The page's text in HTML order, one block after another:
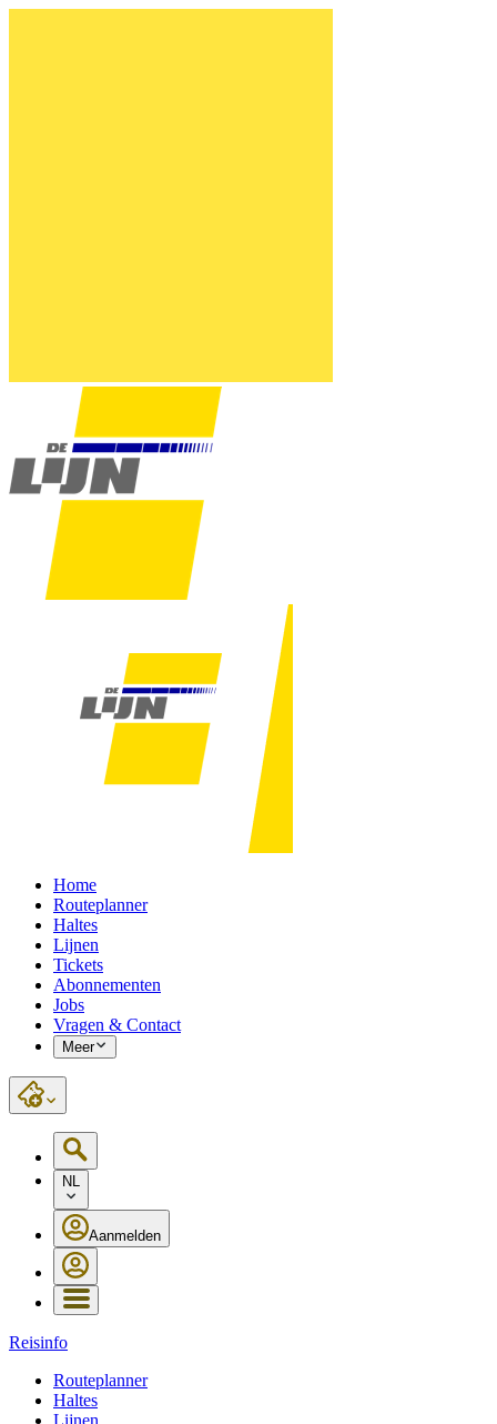
Home
Routeplanner
Haltes
Lijnen
Tickets
Abonnementen
Jobs
Vragen & Contact
Meer
NL
Aanmelden
Reisinfo
Routeplanner
Haltes
Lijnen